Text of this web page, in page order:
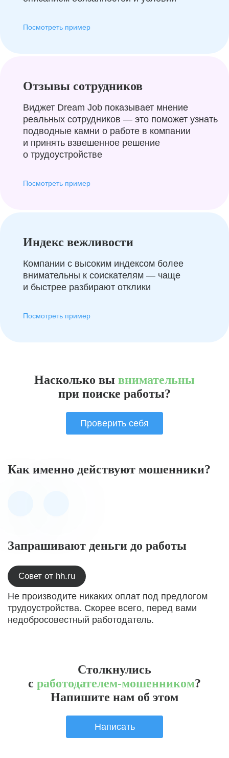
Посмотреть пример
Отзывы сотрудников
Виджет Dream Job показывает мнение
реальных сотрудников — это поможет узнать
подводные камни о работе в компании
и принять взвешенное решение
о трудоустройстве
Посмотреть пример
Индекс вежливости
Компании с высоким индексом более
внимательны к соискателям — чаще
и быстрее разбирают отклики
Посмотреть пример
Насколько вы внимательны
при поиске работы?
Проверить себя
Как именно действуют мошенники?
Запрашивают деньги до работы
Совет от hh.ru
Не производите никаких оплат под предлогом
трудоустройства. Скорее всего, перед вами
недобросовестный работодатель.
Столкнулись
с работодателем-мошенником?
Напишите нам об этом
Написать